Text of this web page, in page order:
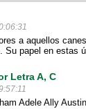
a aquellos
Su papel en estas
Letra A, C
Adele Ally